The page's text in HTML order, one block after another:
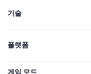
기술
플랫폼
게임 모드